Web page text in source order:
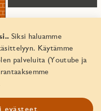
Siksi haluamme
Käytämme
palveluita (Youtube ja
evästeet
2026
8